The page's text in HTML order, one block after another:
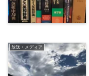
放送・メディア